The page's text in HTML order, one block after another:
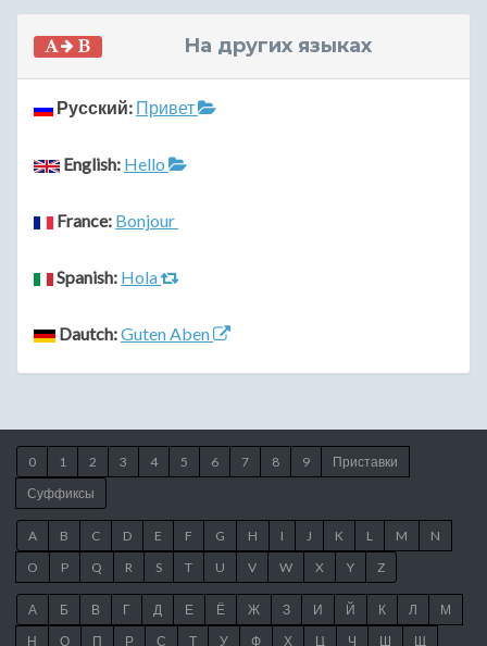
На других языках
Русский: Привет
English: Hello
France: Bonjour
Spanish: Hola
Dautch:Guten Aben
0 1 2 3 4 5 6 7 8 9
Приставки
Суффиксы
A B C D E F G H I J K L M
N
O
P Q R S T U V W X Y Z
А Б В Г Д Е Ё Ж З И Й К Л
М
Н
О П Р С Т У Ф Х Ц Ч Ш Щ